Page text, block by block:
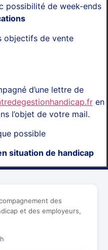
possibilité de week-ends
objectifs de vente
d’une lettre de
en
l’objet de votre mail.
possible
situation de handicap
des
et des employeurs,